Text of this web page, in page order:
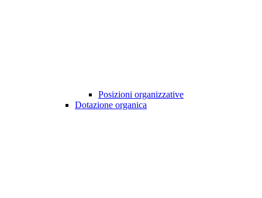
Posizioni organizzative
Dotazione organica